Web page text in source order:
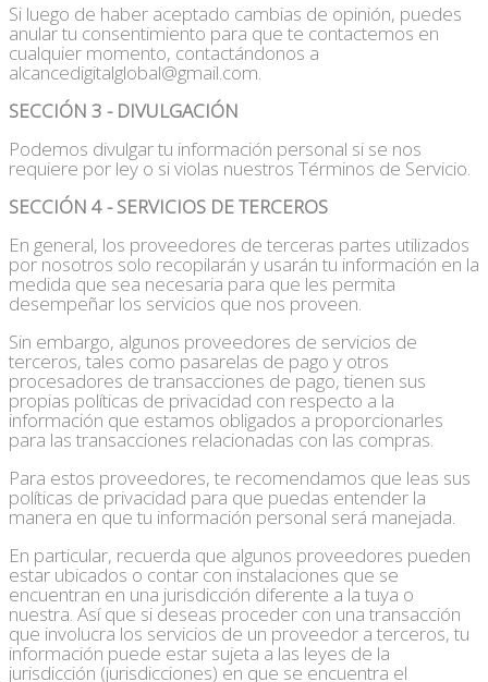
Si luego de haber aceptado cambias de opinión, puedes
anular tu consentimiento para que te contactemos en
cualquier momento, contactándonos a
alcancedigitalglobal@gmail.com.
SECCIÓN 3 - DIVULGACIÓN
Podemos divulgar tu información personal si se nos
requiere por ley o si violas nuestros Términos de Servicio.
SECCIÓN 4 - SERVICIOS DE TERCEROS
En general, los proveedores de terceras partes utilizados
por nosotros solo recopilarán y usarán tu información en la
medida que sea necesaria para que les permita
desempeñar los servicios que nos proveen.
Sin embargo, algunos proveedores de servicios de
terceros, tales como pasarelas de pago y otros
procesadores de transacciones de pago, tienen sus
propias políticas de privacidad con respecto a la
información que estamos obligados a proporcionarles
para las transacciones relacionadas con las compras.
Para estos proveedores, te recomendamos que leas sus
políticas de privacidad para que puedas entender la
manera en que tu información personal será manejada.
En particular, recuerda que algunos proveedores pueden
estar ubicados o contar con instalaciones que se
encuentran en una jurisdicción diferente a la tuya o
nuestra. Así que si deseas proceder con una transacción
que involucra los servicios de un proveedor a terceros, tu
información puede estar sujeta a las leyes de la
jurisdicción (jurisdicciones) en que se encuentra el